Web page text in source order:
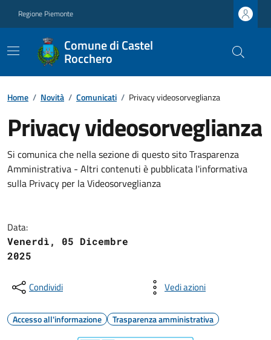
Regione Piemonte
Comune di Castel
Rocchero
Home / Novità / Comunicati / Privacy videosorveglianza
Privacy videosorveglianza
Si comunica che nella sezione di questo sito Trasparenza
Amministrativa - Altri contenuti è pubblicata l'informativa
sulla Privacy per la Videosorveglianza
Data:
Venerdì, 05 Dicembre
2025
Condividi Vedi azioni
Accesso all'informazione Trasparenza amministrativa